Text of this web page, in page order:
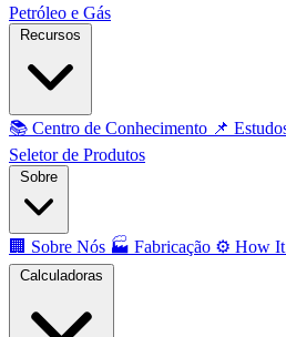
Petróleo e Gás
📚 Centro de Conhecimento 📌
Seletor de Produtos
🏢 Sobre Nós 🏭 Fabricação ⚙️ How